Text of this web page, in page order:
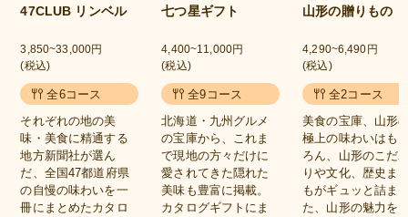
47CLUB リンベル
3,850~33,000円
(税込)
全6コース
それぞれの地の美
味・美食に精通する
地方新聞社が選ん
だ、全国47都道府県
の自慢の味わいを一
冊にまとめたカタロ
七つ星ギフト
4,400~11,000円
(税込)
全9コース
北海道・九州グルメ
の宝庫から、これま
で現地の方々だけに
愛されてきた隠れた
美味も豊富に掲載。
カタログギフトにま
山形の贈りもの
4,290~6,490円
(税込)
全2コース
美食の宝庫、山形
極上の味わいはも
ろん、山形のこだ
りや文化、歴史ま
もがギュッと詰ま
た、山形の魅力を